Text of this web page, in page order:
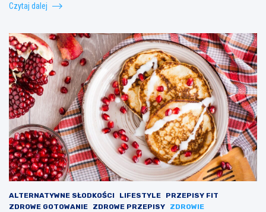
Czytaj dalej
ALTERNATYWNE SŁODKOŚCI LIFESTYLE
PRZEPISY FIT
ZDROWE GOTOWANIE
ZDROWE PRZEPISY ZDROWIE